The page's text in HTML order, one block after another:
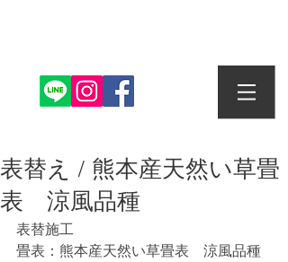
表替え / 熊本産天然い草畳
表 涼風品種
表替施工
畳表： 熊本産天然い草畳表　涼風品種